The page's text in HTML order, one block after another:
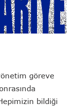
göreve
bildiği